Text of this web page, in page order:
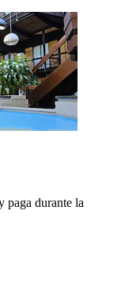
paga durante la